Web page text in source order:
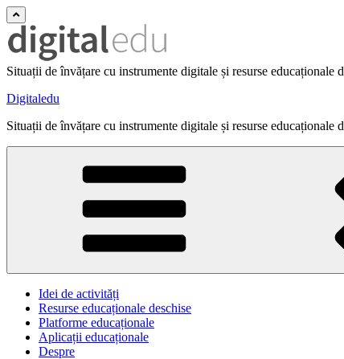
Situații de învățare cu instrumente digitale și resurse educaționale
Digitaledu
Situații de învățare cu instrumente digitale și resurse educaționale
Idei de activități
Resurse educaționale deschise
Platforme educaționale
Aplicații educaționale
Despre